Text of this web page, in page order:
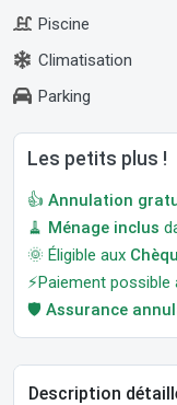
Piscine
Climatisation
Parking
Les petits plus !
👍 Annulation
🧹 Ménage inclus
🌞 Éligible aux
⚡Paiement possible
🛡️ Assurance
Description